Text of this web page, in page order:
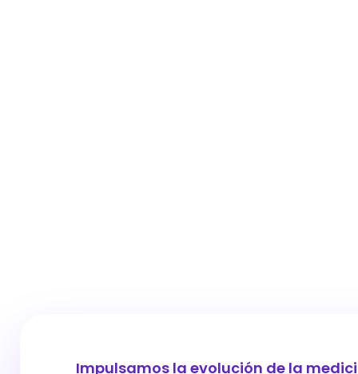
Impulsamos la evolución de la